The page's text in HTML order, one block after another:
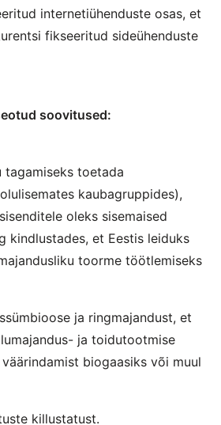
internetiühenduste osas, et
fikseeritud sideühenduste
soovitused:
tagamiseks toetada
kaubagruppides),
oleks sisemaised
kindlustades, et Eestis leiduks
toorme töötlemiseks
ja ringmajandust, et
ja toidutootmise
biogaasiks või muul
killustatust.